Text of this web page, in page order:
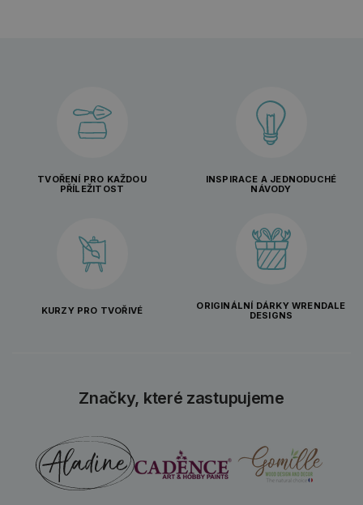
TVOŘENÍ PRO KAŽDOU
PŘÍLEŽITOST
INSPIRACE A JEDNODUCHÉ
NÁVODY
KURZY PRO TVOŘIVÉ
ORIGINÁLNÍ DÁRKY WRENDALE
DESIGNS
Značky, které zastupujeme